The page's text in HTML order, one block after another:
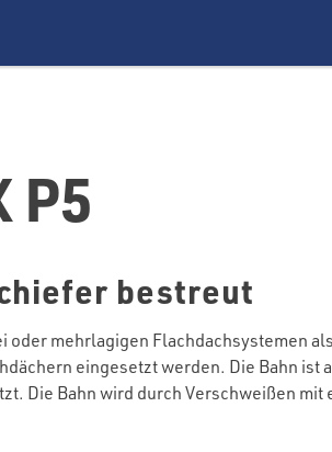
P5
bestreut
oder mehrlagigen Flachdachsystemen
eingesetzt werden. Die Bahn
Die Bahn wird durch Verschweißen mit